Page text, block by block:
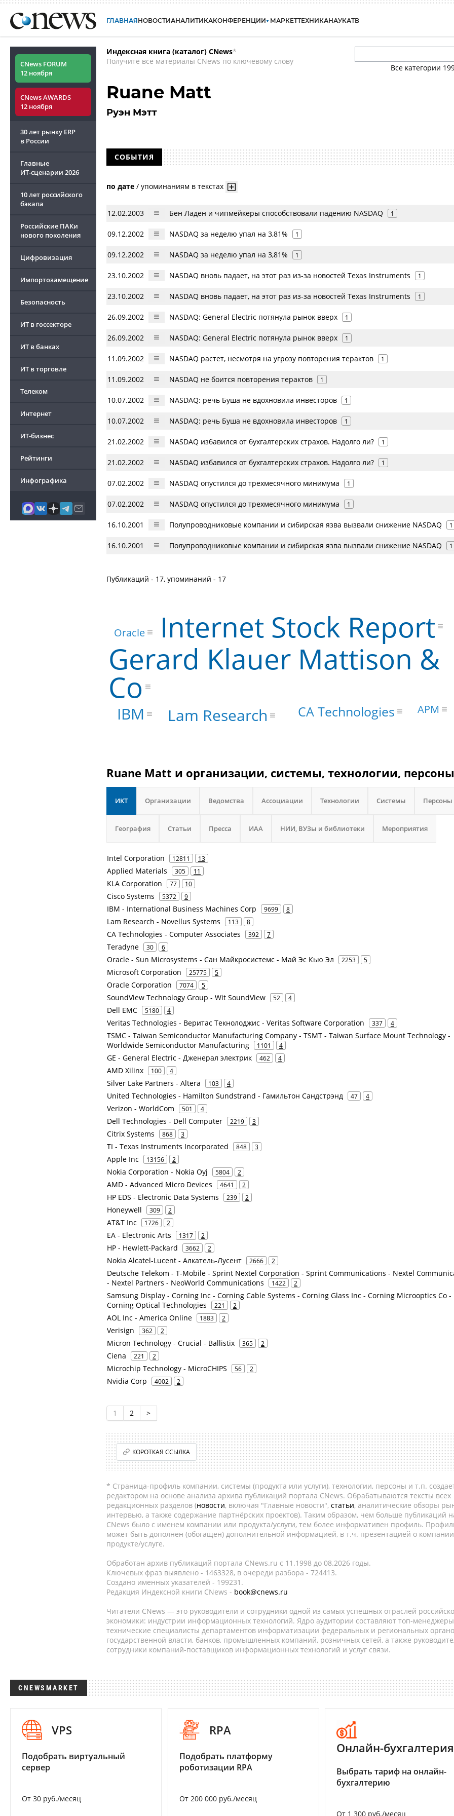
ГЛАВНАЯНОВОСТИАНАЛИТИКАКОНФЕРЕНЦИИ МАРКЕТТЕХНИКАНАУКАТВ
CNews FORUM
12 ноября
CNews AWARDS
12 ноября
30 лет рынку ERP
в России
Главные
ИТ-сценарии 2026
10 лет российского
бэкапа
Российские ПАКи
нового поколения
Цифровизация
Импортозамещение
Безопасность
ИТ в госсекторе
ИТ в банках
ИТ в торговле
Телеком
Интернет
ИТ-бизнес
Рейтинги
Инфографика
Индексная книга (каталог) CNews*
Получите все материалы CNews по ключевому слову
Все категории
Ruane Matt
Руэн Мэтт
СОБЫТИЯ
по дате / упоминаниям в текстах
12.02.2003 Бен Ладен и чипмейкеры способствовали падению NASDAQ 1
09.12.2002 NASDAQ за неделю упал на 3,81% 1
09.12.2002 NASDAQ за неделю упал на 3,81% 1
23.10.2002 NASDAQ вновь падает, на этот раз из-за новостей Texas Instruments 1
23.10.2002 NASDAQ вновь падает, на этот раз из-за новостей Texas Instruments 1
26.09.2002 NASDAQ: General Electric потянула рынок вверх 1
26.09.2002 NASDAQ: General Electric потянула рынок вверх 1
11.09.2002 NASDAQ растет, несмотря на угрозу повторения терактов 1
11.09.2002 NASDAQ не боится повторения терактов 1
10.07.2002 NASDAQ: речь Буша не вдохновила инвесторов 1
10.07.2002 NASDAQ: речь Буша не вдохновила инвесторов 1
21.02.2002 NASDAQ избавился от бухгалтерских страхов. Надолго ли? 1
21.02.2002 NASDAQ избавился от бухгалтерских страхов. Надолго ли? 1
07.02.2002 NASDAQ опустился до трехмесячного минимума 1
07.02.2002 NASDAQ опустился до трехмесячного минимума 1
16.10.2001 Полупроводниковые компании и сибирская язва вызвали снижение NASDAQ 1
16.10.2001 Полупроводниковые компании и сибирская язва вызвали снижение NASDAQ 1
Публикаций - 17, упоминаний - 17
Gerard Klauer Mattison &
Co
Internet Stock Report
IBM Lam Research CA Technologies
Oracle
АРМ
Ruane Matt и организации, системы, технологии,
ИКТ Организации Ведомства Ассоциации Технологии Системы Персоны
География Статьи Пресса ИАА НИИ, ВУЗы и библиотеки Мероприятия
Intel Corporation 12811 13
Applied Materials 305 11
KLA Corporation 77 10
Cisco Systems 5372 9
IBM - International Business Machines Corp 9699 8
Lam Research - Novellus Systems 113 8
CA Technologies - Computer Associates 392 7
Teradyne 30 6
Oracle - Sun Microsystems - Сан Майкросистемс - Май Эс Кью Эл 2253 5
Microsoft Corporation 25775 5
Oracle Corporation 7074 5
SoundView Technology Group - Wit SoundView 52 4
Dell EMC 5180 4
Veritas Technologies - Веритас Текнолоджис - Veritas Software Corporation 337 4
TSMC - Taiwan Semiconductor Manufacturing Company - TSMT - Taiwan Surface Mount Technology -
Worldwide Semiconductor Manufacturing
1101 4
GE - General Electric - Дженерал электрик 462 4
AMD Xilinx 100 4
Silver Lake Partners - Altera 103 4
United Technologies - Hamilton Sundstrand - Гамильтон Сандстрэнд 47 4
Verizon - WorldCom 501 4
Dell Technologies - Dell Computer 2219 3
Citrix Systems 868 3
TI - Texas Instruments Incorporated 848 3
Apple Inc 13156 2
Nokia Corporation - Nokia Oyj 5804 2
AMD - Advanced Micro Devices 4641 2
HP EDS - Electronic Data Systems 239 2
Honeywell 309 2
AT&T Inc 1726 2
EA - Electronic Arts 1317 2
HP - Hewlett-Packard 3662 2
Nokia Alcatel-Lucent - Алкатель-Лусент 2666 2
Deutsche Telekom - T-Mobile - Sprint Nextel Corporation - Sprint Communications - Nextel
- Nextel Partners - NeoWorld Communications
1422 2
Samsung Display - Corning Inc - Corning Cable Systems - Corning Glass Inc - Corning Microoptics Co -
Corning Optical Technologies
221 2
AOL Inc - America Online 1883 2
Verisign 362 2
Micron Technology - Crucial - Ballistix 365 2
Ciena 221 2
Microchip Technology - MicroCHIPS 56 2
Nvidia Corp 4002 2
1 2 >
КОРОТКАЯ ССЫЛКА
* Страница-профиль компании, системы (продукта или услуги), технологии, персоны и т.п.
редактором на основе анализа архива публикаций портала CNews. Обрабатываются тексты всех
редакционных разделов (новости, включая "Главные новости", статьи, аналитические обзоры
интервью, а также содержание партнёрских проектов). Таким образом, чем больше публикаций
CNews было с именем компании или продукта/услуги, тем более информативен профиль.
может быть дополнен (обогащен) дополнительной информацией, в т.ч. презентацией о
продукте/услуге.
Обработан архив публикаций портала CNews.ru c 11.1998 до 08.2026 годы.
Ключевых фраз выявлено - 1463328, в очереди разбора - 724413.
Создано именных указателей - 199231.
Редакция Индексной книги CNews - book@cnews.ru
Читатели CNews — это руководители и сотрудники одной из самых успешных отраслей
экономики: индустрии информационных технологий. Ядро аудитории составляют топ-
технические специалисты департаментов информатизации федеральных и региональных
государственной власти, банков, промышленных компаний, розничных сетей, а также
сотрудники компаний-поставщиков информационных технологий и услуг связи.
CNEWSMARKET
VPS
Подобрать виртуальный
сервер
От 30 руб./месяц
RPA
Подобрать платформу
роботизации RPA
От 200 000 руб./месяц
Онлайн-бухгалтерия
Выбрать тариф на онлайн-
бухгалтерию
От 1 300 руб./месяц